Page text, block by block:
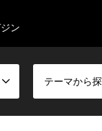
ン
テーマから